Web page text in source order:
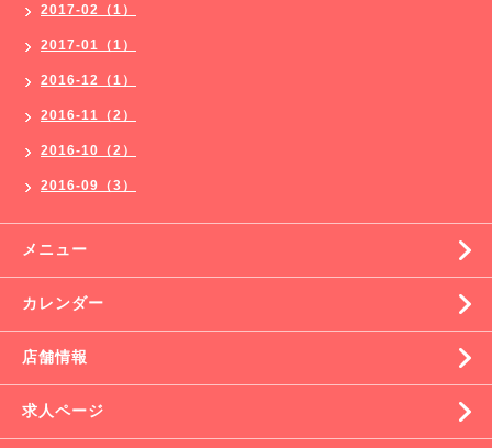
2017-02（1）
2017-01（1）
2016-12（1）
2016-11（2）
2016-10（2）
2016-09（3）
メニュー
カレンダー
店舗情報
求人ページ